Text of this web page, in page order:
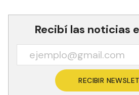
Recibí las noticias
RECIBIR